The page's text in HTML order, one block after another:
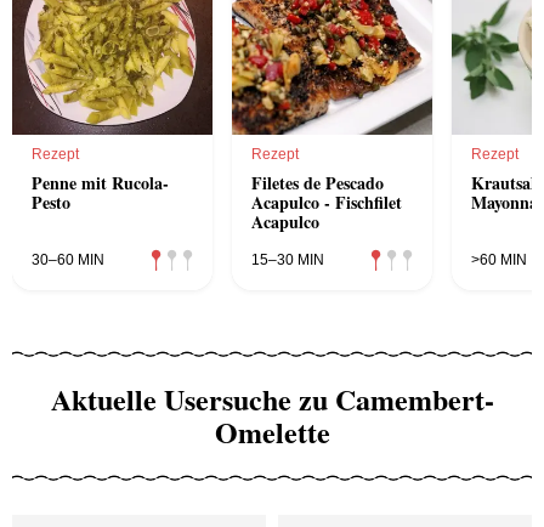
Rezept
Penne mit Rucola-
Pesto
30–60 MIN
Rezept
Filetes de Pescado
Acapulco - Fischfilet
Acapulco
15–30 MIN
Rezept
>60 MIN
Aktuelle Usersuche zu Camembert-
Omelette